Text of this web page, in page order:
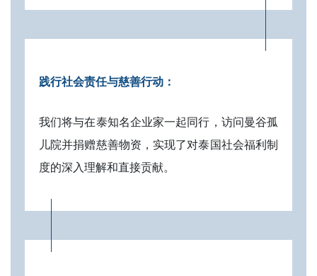
践行社会责任与慈善行动：
我们将与在泰知名企业家一起同行，访问曼谷孤
儿院并捐赠慈善物资，实现了对泰国社会福利制
度的深入理解和直接贡献。